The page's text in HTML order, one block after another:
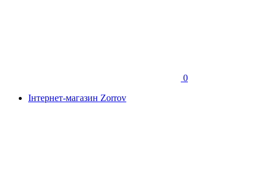
0
Інтернет-магазин Zorrov